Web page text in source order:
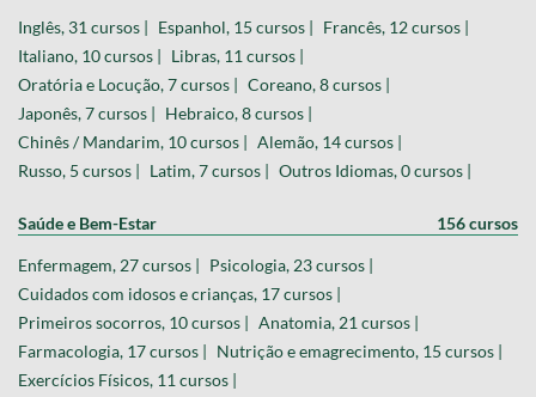
Inglês, 31 cursos | Espanhol, 15 cursos | Francês, 12 cursos |
Italiano, 10 cursos | Libras, 11 cursos |
Oratória e Locução, 7 cursos | Coreano, 8 cursos |
Japonês, 7 cursos | Hebraico, 8 cursos |
Chinês / Mandarim, 10 cursos | Alemão, 14 cursos |
Russo, 5 cursos | Latim, 7 cursos | Outros Idiomas, 0 cursos |
Saúde e Bem-Estar 156 cursos
Enfermagem, 27 cursos | Psicologia, 23 cursos |
Cuidados com idosos e crianças, 17 cursos |
Primeiros socorros, 10 cursos | Anatomia, 21 cursos |
Farmacologia, 17 cursos | Nutrição e emagrecimento, 15 cursos |
Exercícios Físicos, 11 cursos |